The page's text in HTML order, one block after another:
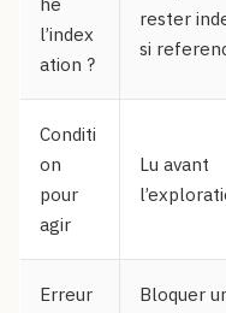
l’index
ation ?
rester
si
Conditi
on
pour
agir
Lu avant
Erreur
Bloquer